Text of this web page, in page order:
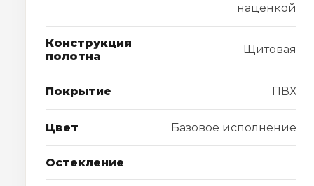
наценкой
Конструкция
полотна
Щитовая
Покрытие ПВХ
Цвет Базовое исполнение
Остекление